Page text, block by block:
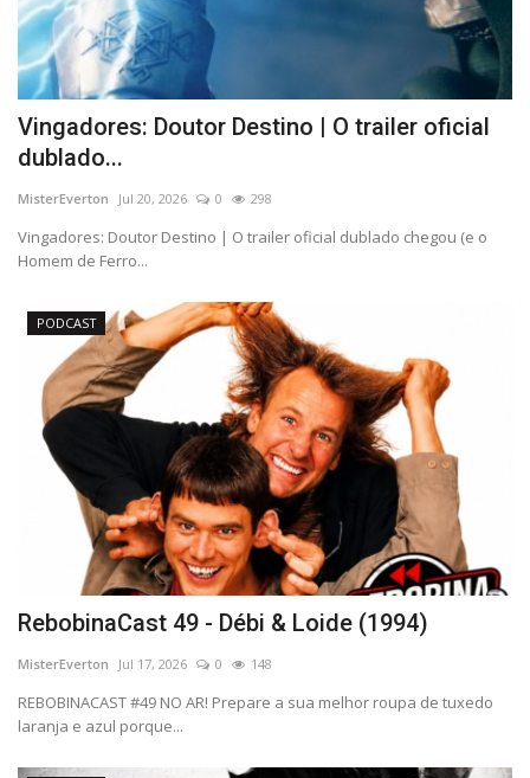
Vingadores: Doutor Destino | O trailer oficial
dublado...
MisterEverton Jul 20, 2026 0 298
Vingadores: Doutor Destino | O trailer oficial dublado chegou (e o
Homem de Ferro...
PODCAST
RebobinaCast 49 - Débi & Loide (1994)
MisterEverton Jul 17, 2026 0 148
REBOBINACAST #49 NO AR! Prepare a sua melhor roupa de tuxedo
laranja e azul porque...